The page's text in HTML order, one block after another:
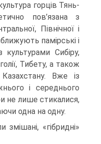
горців Тянь-
пов’язана з
Північної і
памірські і
культурами Сибіру,
Тибету, а також
Казахстану. Вже із
і середнього
не лише стика­лися,
одна на одну.
змішані, «гібридні»